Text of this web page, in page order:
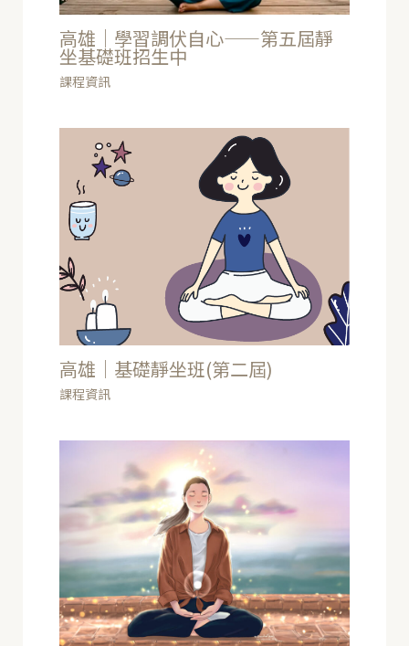
高雄｜學習調伏自心——第五屆靜
坐基礎班招生中
課程資訊
高雄｜基礎靜坐班(第二屆)
課程資訊